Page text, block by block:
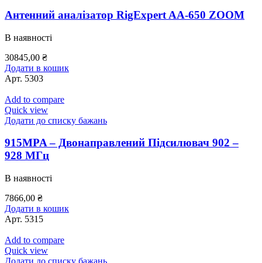
Антенний аналізатор RigExpert AA-650 ZOOM
В наявності
30845,00 ₴
Додати в кошик
Арт. 5303
Add to compare
Quick view
Додати до списку бажань
915MPA – Двонаправлений Підсилювач 902 –
928 МГц
В наявності
7866,00 ₴
Додати в кошик
Арт. 5315
Add to compare
Quick view
Додати до списку бажань